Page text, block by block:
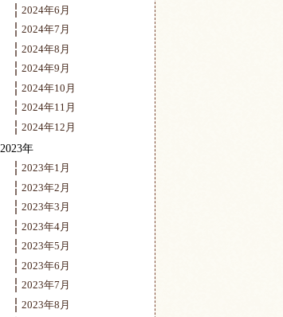
2024年6月
2024年7月
2024年8月
2024年9月
2024年10月
2024年11月
2024年12月
2023年
2023年1月
2023年2月
2023年3月
2023年4月
2023年5月
2023年6月
2023年7月
2023年8月